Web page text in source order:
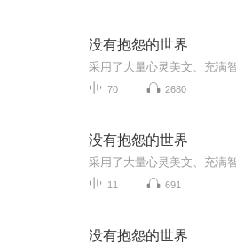
没有抱怨的世界
70 2680
没有抱怨的世界
11 691
没有抱怨的世界